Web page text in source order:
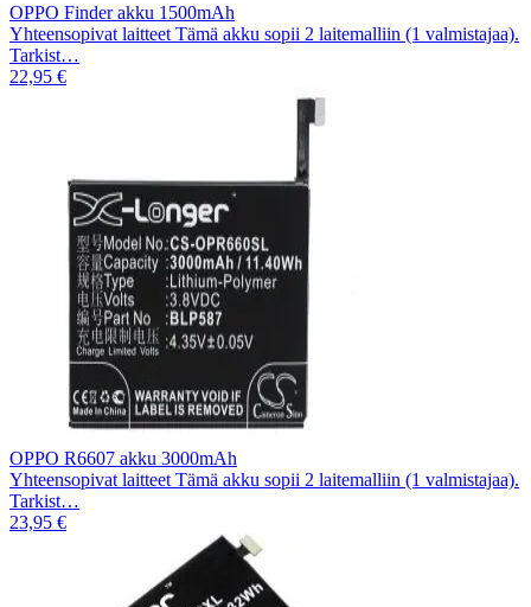
OPPO Finder akku 1500mAh
Yhteensopivat laitteet Tämä akku sopii 2 laitemalliin (1 valmistajaa).
Tarkist…
22,95 €
OPPO R6607 akku 3000mAh
Yhteensopivat laitteet Tämä akku sopii 2 laitemalliin (1 valmistajaa).
Tarkist…
23,95 €